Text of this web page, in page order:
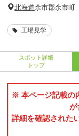
北海道余市郡余市町
工場見学
スポット詳細
トップ
※ 本ページ記載の
が
詳細を確認された